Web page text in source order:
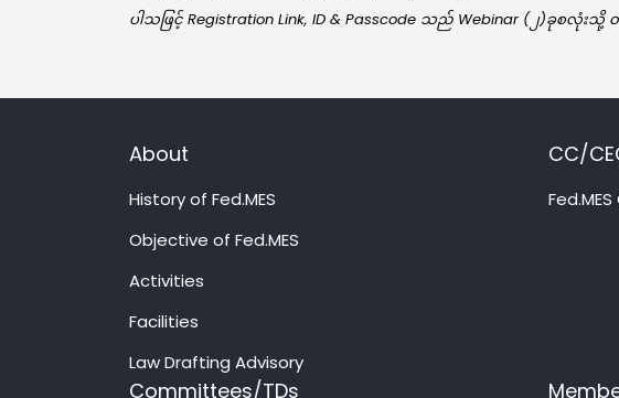
ပါသဖြင့် Registration Link, ID & Passcode သည် Webinar (၂)ခုစ
About
History of Fed.MES
Objective of Fed.MES
Activities
Facilities
Law Drafting Advisory
CC/
Committees/TDs